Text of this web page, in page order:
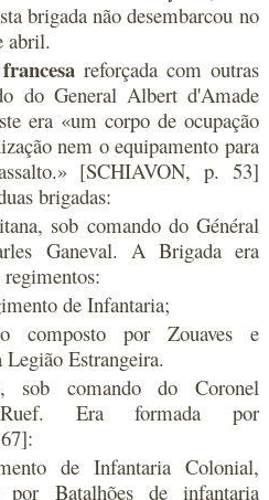
brigada não desembarcou no
abril.
reforçada com outras
do General Albert d'Amade
era «um corpo de ocupação
nem o equipamento para
[SCHIAVON, p. 53]
brigadas:
sob comando do Général
Ganeval. A Brigada era
de Infantaria;
composto por Zouaves e
Legião Estrangeira.
sob comando do Coronel
Ruef. Era formada por
de Infantaria Colonial,
por Batalhões de infantaria